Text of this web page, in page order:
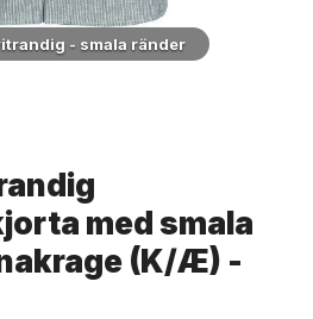
- smala ränder
med smala
(K/Æ) -